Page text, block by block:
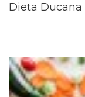
Dieta Ducana